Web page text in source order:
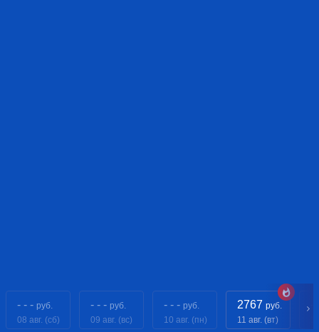
- - - руб.
08 авг. (сб)
- - - руб.
09 авг. (вс)
- - - руб.
10 авг. (пн)
2767 руб.
11 авг. (вт)